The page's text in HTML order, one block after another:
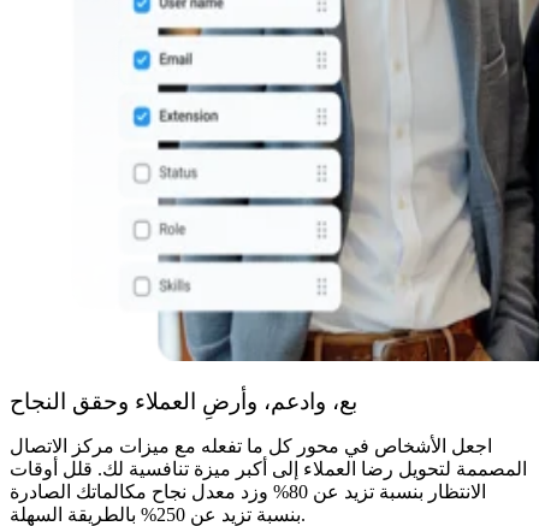
بع، وادعم، وأرضِ العملاء وحقق النجاح
اجعل الأشخاص في محور كل ما تفعله مع ميزات مركز الاتصال
المصممة لتحويل رضا العملاء إلى أكبر ميزة تنافسية لك. قلل أوقات
الانتظار بنسبة تزيد عن 80% وزد معدل نجاح مكالماتك الصادرة
بنسبة تزيد عن 250% بالطريقة السهلة.